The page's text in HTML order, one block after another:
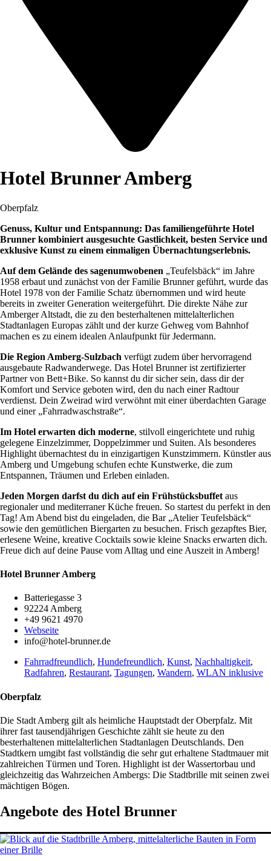
Hotel Brunner Amberg
Oberpfalz
Genuss, Kultur und Entspannung: Das familiengeführte Hotel
Brunner kombiniert ausgesuchte Gastlichkeit, besten Service und
exklusive Kunst zu einem einmaligen Übernachtungserlebnis.
Auf dem Gelände des sagenumwobenen „Teufelsbäck“ im Jahre
1958 erbaut und zunächst von der Familie Brunner geführt, wurde das
Hotel 1978 von der Familie Schatz übernommen und wird heute
bereits in zweiter Generation weitergeführt. Die direkte Nähe zur
Amberger Altstadt, die zu den besterhaltenen mittelalterlichen
Stadtanlagen Europas zählt und der kurze Gehweg vom Bahnhof
machen es zu einem idealen Anlaufpunkt für Jedermann.
Die Region Amberg-Sulzbach verfügt zudem über hervorragend
ausgebaute Radwanderwege. Das Hotel Brunner ist zertifizierter
Partner von Bett+Bike. So kannst du dir sicher sein, dass dir der
Komfort und Service geboten wird, den du nach einer Radtour
verdienst. Dein Zweirad wird verwöhnt mit einer überdachten Garage
und einer „Fahrradwaschstraße“.
Im Hotel erwarten dich moderne, stilvoll eingerichtete und ruhig
gelegene Einzelzimmer, Doppelzimmer und Suiten. Als besonderes
Highlight übernachtest du in einzigartigen Kunstzimmern. Künstler aus
Amberg und Umgebung schufen echte Kunstwerke, die zum
Entspannen, Träumen und Erleben einladen.
Jeden Morgen darfst du dich auf ein Frühstücksbuffet aus
regionaler und mediterraner Küche freuen. So startest du perfekt in den
Tag! Am Abend bist du eingeladen, die Bar „Atelier Teufelsbäck“
sowie den gemütlichen Biergarten zu besuchen. Frisch gezapftes Bier,
erlesene Weine, kreative Cocktails sowie kleine Snacks erwarten dich.
Freue dich auf deine Pause vom Alltag und eine Auszeit in Amberg!
Hotel Brunner Amberg
Batteriegasse 3
92224 Amberg
+49 9621 4970
Webseite
info@hotel-brunner.de
Fahrradfreundlich, Hundefreundlich, Kunst, Nachhaltigkeit,
Radfahren, Restaurant, Tagungen, Wandern, WLAN inklusive
Oberpfalz
Die Stadt Amberg gilt als heimliche Hauptstadt der Oberpfalz. Mit
ihrer fast tausendjährigen Geschichte zählt sie heute zu den
besterhaltenen mittelalterlichen Stadtanlagen Deutschlands. Den
Stadtkern umgibt fast vollständig die sehr gut erhaltene Stadtmauer mit
zahlreichen Türmen und Toren. Highlight ist der Wassertorbau und
gleichzeitig das Wahrzeichen Ambergs: Die Stadtbrille mit seinen zwei
mächtigen Bögen.
Angebote des Hotel Brunner